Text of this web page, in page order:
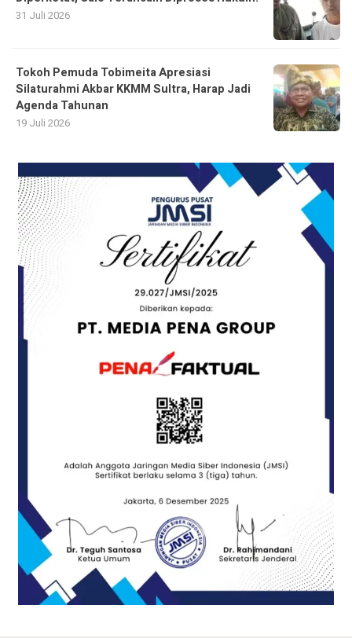
31 Juli 2026
Tokoh Pemuda Tobimeita Apresiasi
Silaturahmi Akbar KKMM Sultra, Harap Jadi
Agenda Tahunan
19 Juli 2026